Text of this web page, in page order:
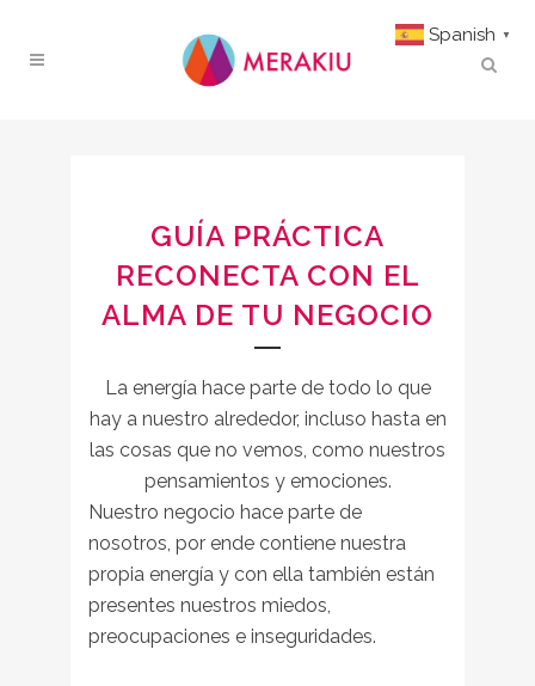
GUÍA PRÁCTICA
RECONECTA CON EL
ALMA DE TU NEGOCIO
La energía hace parte de todo lo que
hay a nuestro alrededor, incluso hasta en
las cosas que no vemos, como nuestros
pensamientos y emociones.
Nuestro negocio hace parte de
nosotros, por ende contiene nuestra
propia energía y con ella también están
presentes nuestros miedos,
preocupaciones e inseguridades.
Spanish ▼